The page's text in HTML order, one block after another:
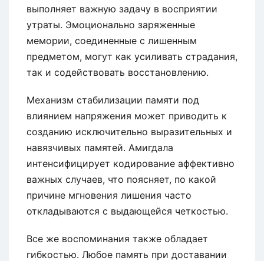
выполняет важную задачу в восприятии
утраты. Эмоционально заряженные
мемории, соединенные с лишенным
предметом, могут как усиливать страдания,
так и содействовать восстановлению.
Механизм стабилизации памяти под
влиянием напряжения может приводить к
созданию исключительно выразительных и
навязчивых памятей. Амигдала
интенсифицирует кодирование аффективно
важных случаев, что поясняет, по какой
причине мгновения лишения часто
откладываются с выдающейся четкостью.
Все же воспоминания также обладает
гибкостью. Любое память при доставании